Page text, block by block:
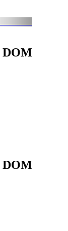
DOM
DOM